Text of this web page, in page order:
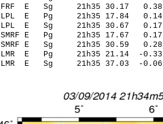
FRF E Sg 21h35 30.17
LPL E Pg 21h35 17.84
LPL E Sg 21h35 30.67
SMRF E Pg 21h35 17.67 0.17
SMRF E Sg 21h35 30.59
LMR E Pg 21h35 21.14 -0.33
LMR E Sg 21h35 37.03 -